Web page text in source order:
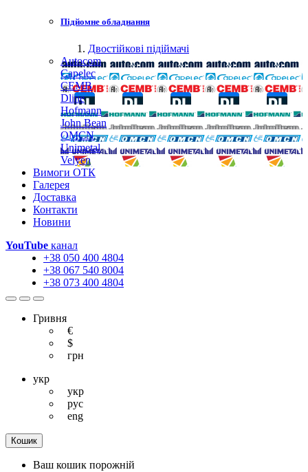
Підйомне обладнання
Двостійкові підіймачі
Autocom
Capelec
CEMB
Dline
Hofmann
John Bean
OMCN
Unimetal
Velyen
Вимоги ОТК
Галерея
Доставка
Контакти
Новини
YouTube канал
+38 050 400 4804
+38 067 540 8004
+38 073 400 4804
Гривня
€
$
грн
укр
укр
рус
eng
Кошик
Ваш кошик порожній